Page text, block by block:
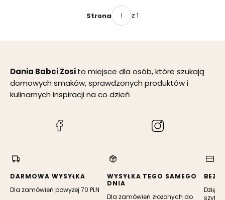
Dania Babci
Strona z 1
Dania Babci Zosito miejsce dla osób, które szukają
domowych smaków, sprawdzonych produktów i
kulinarnych inspiracji na co dzień
(Otwiera
DARMOWA WYSYŁKA
Dla zamówień powyżej 70 PLN
WYSYŁKA TEGO SAMEGO
DNIA
Dla zamówień złożonych do
Dzięki